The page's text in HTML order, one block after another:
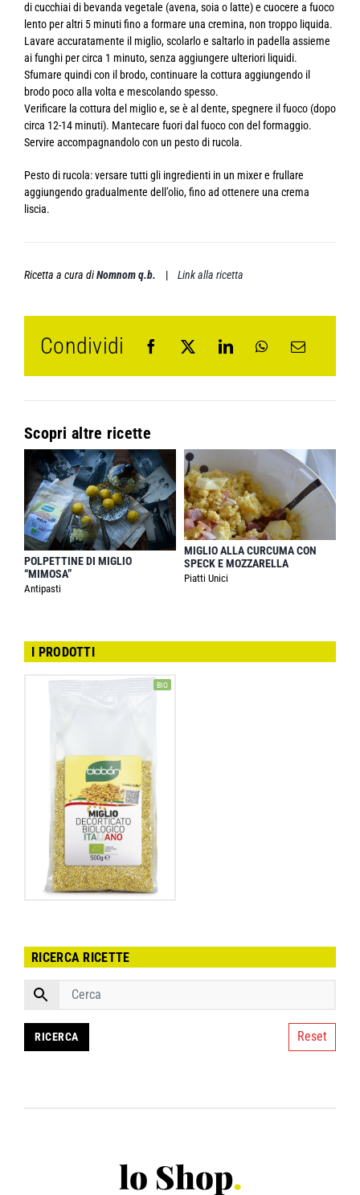
di cucchiai di bevanda vegetale (avena, soia o latte) e cuocere a fuoco
lento per altri 5 minuti fino a formare una cremina, non troppo liquida.
Lavare accuratamente il miglio, scolarlo e saltarlo in padella assieme
ai funghi per circa 1 minuto, senza aggiungere ulteriori liquidi.
Sfumare quindi con il brodo, continuare la cottura aggiungendo il
brodo poco alla volta e mescolando spesso.
Verificare la cottura del miglio e, se è al dente, spegnere il fuoco (dopo
circa 12-14 minuti). Mantecare fuori dal fuoco con del formaggio.
Servire accompagnandolo con un pesto di rucola.
Pesto di rucola: versare tutti gli ingredienti in un mixer e frullare
aggiungendo gradualmente dell’olio, fino ad ottenere una crema
liscia.
Ricetta a cura diNomnom q.b. | Link alla ricetta
Condividi
Scopri altre ricette
POLPETTINE DI MIGLIO
“MIMOSA”
Antipasti
MIGLIO ALLA CURCUMA CON
SPECK E MOZZARELLA
Piatti Unici
I PRODOTTI
BIO
RICERCA RICETTE
Reset
lo Shop.